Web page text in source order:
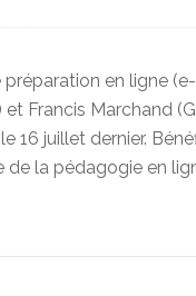
en ligne
et Francis Marchand
16 juillet dernier.
la pédagogie en